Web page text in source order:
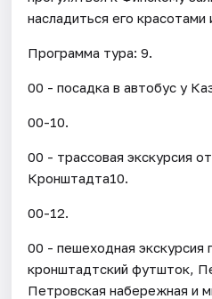
насладиться его красотами
Программа тура: 9.
00 - посадка в автобус у
00-10.
00 - трассовая экскурсия
Кронштадта10.
00-12.
00 - пешеходная экскурсия
кронштадтский футшток,
Петровская набережная и